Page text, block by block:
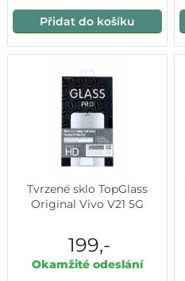
Přidat do košíku
Tvrzené sklo TopGlass
Original Vivo V21 5G
199,-
Okamžité odeslání